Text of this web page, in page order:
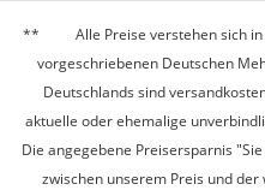
Alle Preise verstehen sich
vorgeschriebenen Deutschen
Deutschlands sind
aktuelle oder ehemalige
Die angegebene Preisersparnis
zwischen unserem Preis und